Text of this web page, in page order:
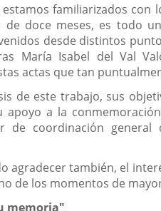
familiarizados
doce meses, es todo
desde distintos
María Isabel del Val
actas que tan
de este trabajo, sus
a la
de coordinación
también, el
de los momentos de
memoria"